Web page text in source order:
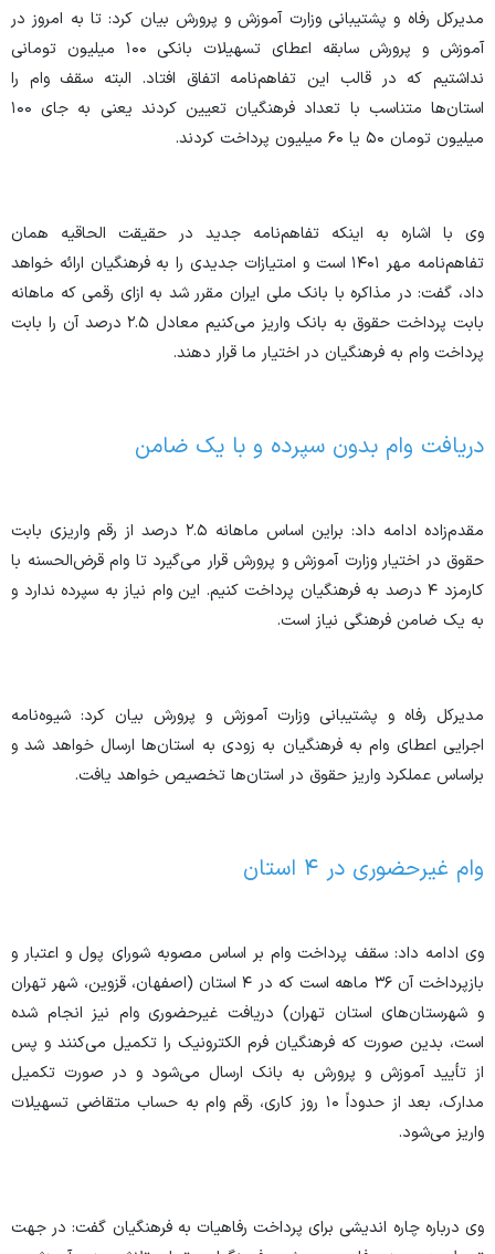
مدیرکل رفاه و پشتیبانی وزارت آموزش و پرورش بیان کرد: تا به امروز در
آموزش و پرورش سابقه اعطای تسهیلات بانکی ۱۰۰ میلیون تومانی
نداشتیم که در قالب این تفاهم‌نامه اتفاق افتاد. البته سقف وام را
استان‌ها متناسب با تعداد فرهنگیان تعیین کردند یعنی به جای ۱۰۰
میلیون تومان ۵۰ یا ۶۰ میلیون پرداخت کردند.
وی با اشاره به اینکه تفاهم‌نامه جدید در حقیقت الحاقیه همان
تفاهم‌نامه مهر ۱۴۰۱ است و امتیازات جدیدی را به فرهنگیان ارائه خواهد
داد، گفت: در مذاکره با بانک ملی ایران مقرر شد به ازای رقمی که ماهانه
بابت پرداخت حقوق به بانک واریز می‌کنیم معادل ۲.۵ درصد آن را بابت
پرداخت وام به فرهنگیان در اختیار ما قرار دهند.
دریافت وام بدون سپرده و با یک ضامن
مقدم‌زاده ادامه داد: براین اساس ماهانه ۲.۵ درصد از رقم واریزی بابت
حقوق در اختیار وزارت آموزش و پرورش قرار می‌گیرد تا وام قرض‌الحسنه با
کارمزد ۴ درصد به فرهنگیان پرداخت کنیم. این وام نیاز به سپرده ندارد و
به یک ضامن فرهنگی نیاز است.
مدیرکل رفاه و پشتیبانی وزارت آموزش و پرورش بیان کرد: شیوه‌نامه
اجرایی اعطای وام به فرهنگیان به زودی به استان‌ها ارسال خواهد شد و
براساس عملکرد واریز حقوق در استان‌ها تخصیص خواهد یافت.
وام غیرحضوری در ۴ استان
وی ادامه داد: سقف پرداخت وام بر اساس مصوبه شورای پول و اعتبار و
بازپرداخت آن ۳۶ ماهه است که در ۴ استان (اصفهان، قزوین، شهر تهران
و شهرستان‌های استان تهران) دریافت غیرحضوری وام نیز انجام شده
است، بدین صورت که فرهنگیان فرم الکترونیک را تکمیل می‌کنند و پس
از تأیید آموزش و پرورش به بانک ارسال می‌شود و در صورت تکمیل
مدارک، بعد از حدوداً ۱۰ روز کاری، رقم وام به حساب متقاضی تسهیلات
واریز می‌شود.
وی درباره چاره اندیشی برای پرداخت رفاهیات به فرهنگیان گفت: در جهت